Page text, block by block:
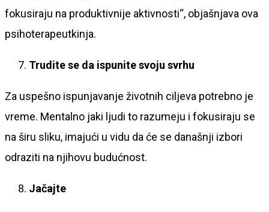
fokusiraju na produktivnije aktivnosti“, objašnjava ova
psihoterapeutkinja.
Trudite se da ispunite svoju svrhu
Za uspešno ispunjavanje životnih ciljeva potrebno je
vreme. Mentalno jaki ljudi to razumeju i fokusiraju se
na širu sliku, imajući u vidu da će se današnji izbori
odraziti na njihovu budućnost.
Jačajte